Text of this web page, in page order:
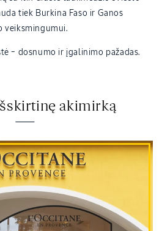
tiek Burkina Faso ir Ganos
veiksmingumui.
– dosnumo ir įgalinimo pažadas.
akimirką